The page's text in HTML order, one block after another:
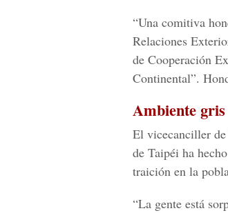
“Una comitiva
Relaciones
de Cooperación
Continental”.
Ambiente gris
El vicecanciller
de Taipéi ha
traición en la
“La gente está